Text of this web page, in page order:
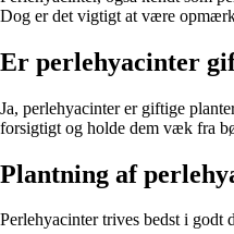
Dog er det vigtigt at være
Er perlehyacinter
Ja, perlehyacinter er giftige
forsigtigt og holde dem væk fra
Plantning af
Perlehyacinter trives bedst i godt